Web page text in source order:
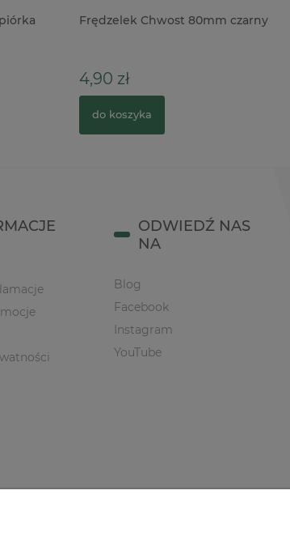
Chwost 80mm czarny
Karton
ODWIEDŹ NAS
NA
Blog
Facebook
Instagram
YouTube